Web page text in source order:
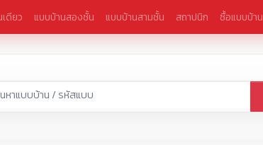
ดียว แบบบ้านสองชั้น แบบบ้านสามชั้น สถาปนิก ซื้อแบบบ้าน